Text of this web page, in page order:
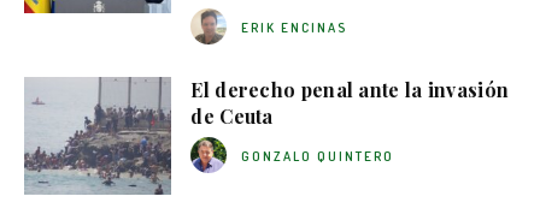
ERIK ENCINAS
El derecho penal ante la invasión
de Ceuta
GONZALO QUINTERO